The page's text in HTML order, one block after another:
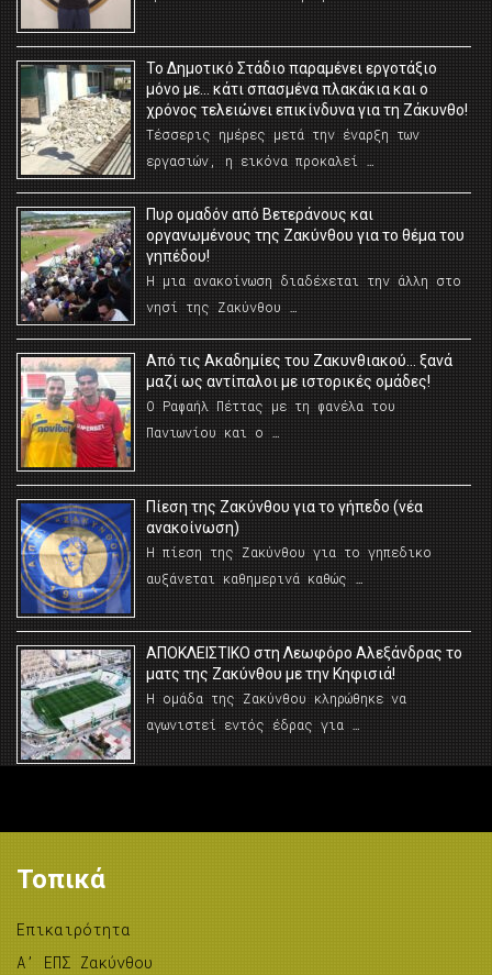
Το Δημοτικό Στάδιο παραμένει εργοτάξιο
μόνο με… κάτι σπασμένα πλακάκια και ο
χρόνος τελειώνει επικίνδυνα για τη Ζάκυνθο!
Τέσσερις ημέρες μετά την έναρξη των
εργασιών, η εικόνα προκαλεί …
Πυρ ομαδόν από Βετεράνους και
οργανωμένους της Ζακύνθου για το θέμα του
γηπέδου!
Η μια ανακοίνωση διαδέχεται την άλλη στο
νησί της Ζακύνθου …
Από τις Ακαδημίες του Ζακυνθιακού… ξανά
μαζί ως αντίπαλοι με ιστορικές ομάδες!
Ο Ραφαήλ Πέττας με τη φανέλα του
Πανιωνίου και ο …
Πίεση της Ζακύνθου για το γήπεδο (νέα
ανακοίνωση)
Η πίεση της Ζακύνθου για το γηπεδικο
αυξάνεται καθημερινά καθώς …
AΠΟΚΛΕΙΣΤΙΚΟ στη Λεωφόρο Αλεξάνδρας το
ματς της Ζακύνθου με την Κηφισιά!
Η ομάδα της Ζακύνθου κληρώθηκε να
αγωνιστεί εντός έδρας για …
Τοπικά
Επικαιρότητα
A’ ΕΠΣ Ζακύνθου